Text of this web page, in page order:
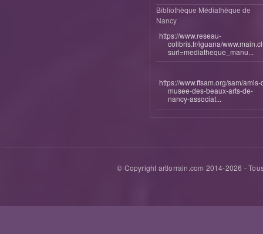
Bibliothèque Médiathèque de
Nancy
https://www.reseau-
colibris.fr/iguana/
surl=mediatheque_manu...
https://www.ffsam.org/sam/amis-
musee-des-beaux-arts-de-
nancy-associat...
© Copyright artlorrain.com 2014-2026 -